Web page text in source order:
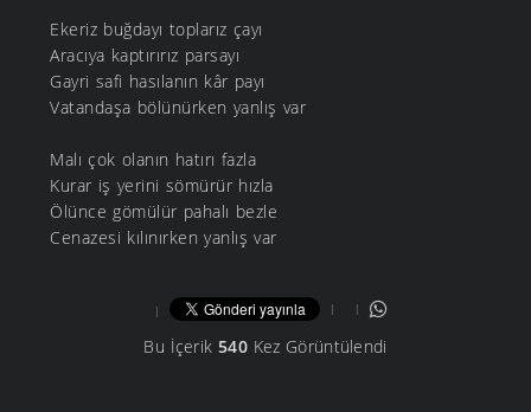
Ekeriz buğdayı toplarız çayı
Aracıya kaptırırız parsayı
Gayri safi hasılanın kâr payı
Vatandaşa bölünürken yanlış var
Malı çok olanın hatırı fazla
Kurar iş yerini sömürür hızla
Ölünce gömülür pahalı bezle
Cenazesi kılınırken yanlış var
Bu İçerik 540Kez Görüntülendi